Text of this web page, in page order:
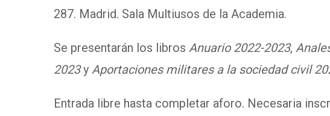
287. Madrid. Sala Multiusos de la Academia.
Se presentarán los libros Anuario 2022-2023,
2023y Aportaciones militares a la sociedad civil
Entrada libre hasta completar aforo. Necesaria